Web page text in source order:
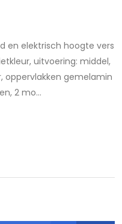
en elektrisch hoogte vers
uitvoering: middel,
oppervlakken gemelamin
2 mo...